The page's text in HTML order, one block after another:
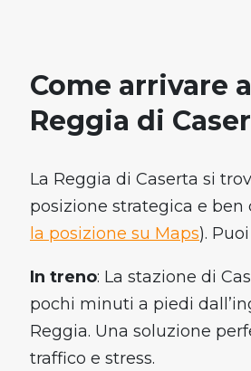
Come arrivare
Reggia di
La Reggia di Caserta si
posizione strategica e ben
la posizione su Maps).
In treno: La stazione di
pochi minuti a piedi
Reggia. Una soluzione
traffico e stress.